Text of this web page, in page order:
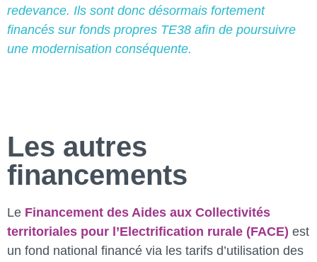
redevance. Ils sont donc désormais fortement
financés sur fonds propres TE38 afin de poursuivre
une modernisation conséquente.
Les autres
financements
Le Financement des Aides aux Collectivités
territoriales pour l’Electrification rurale (FACE) est
un fond national financé via les tarifs d’utilisation des